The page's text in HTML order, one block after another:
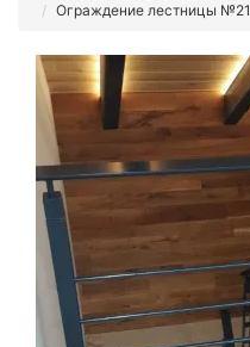
Ограждение лестницы №21